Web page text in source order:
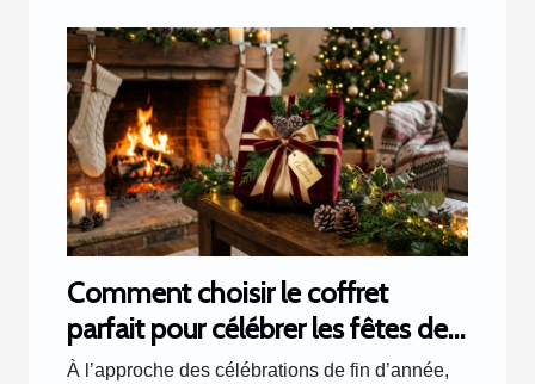
Comment choisir le coffret
parfait pour célébrer les fêtes de
fin d'année ?
À l’approche des célébrations de fin d’année,